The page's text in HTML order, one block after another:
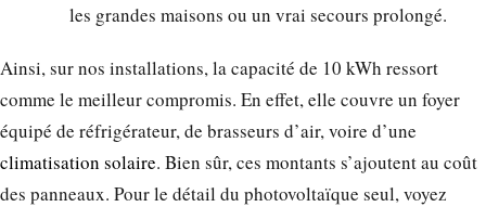
les grandes maisons ou un vrai secours prolongé.
Ainsi, sur nos installations, la capacité de 10 kWh ressort
comme le meilleur compromis. En effet, elle couvre un foyer
équipé de réfrigérateur, de brasseurs d’air, voire d’une
climatisation solaire. Bien sûr, ces montants s’ajoutent au coût
des panneaux. Pour le détail du photovoltaïque seul, voyez